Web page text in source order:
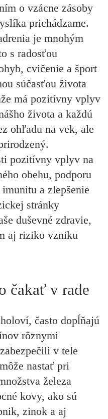
o vzácne zásoby
prichádzame.
je mnohým
s radosťou
cvičenie a šport
súčasťou života
má pozitívny vplyv
života a každú
ohľadu na vek, ale
pozitívny vplyv na
obehu, podporu
a zlepšenie
stránky
duševné zdravie,
aj riziko vzniku
čakať v rade
často dopĺňajú
rôznymi
v tele
nastať pri
železa
kovy, ako sú
zinok a aj